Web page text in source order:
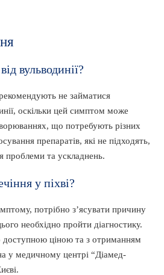
вульводинії?
не займатися
оскільки цей симптом може
що потребують різних
препаратів, які не підходять,
проблеми та ускладнень.
у піхві?
потрібно з’ясувати причину
необхідно пройти діагностику.
ціною та з отриманням
у медичному центрі “Діамед-